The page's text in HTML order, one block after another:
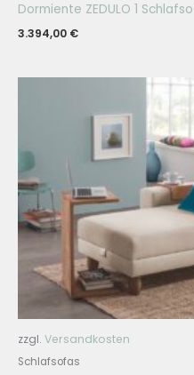
Dormiente ZEDULO 1
3.394,00 €
zzgl. Versandkosten
Schlafsofas